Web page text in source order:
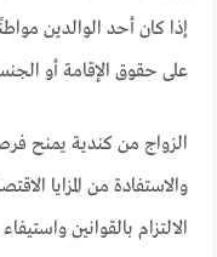
إذا كان أحد الوالدين
على حقوق الإقامة أو
الزواج من كندية يمنح
والاستفادة من المزايا
الالتزام بالقوانين